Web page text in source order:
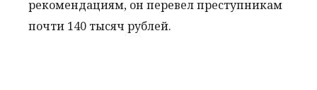
рекомендациям, он перевел преступникам
почти 140 тысяч рублей.